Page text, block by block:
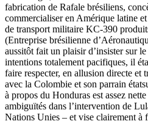
fabrication de Rafale brésiliens,
commercialiser en Amérique latine et
de transport militaire KC-390
(Entreprise brésilienne
aussitôt fait un plaisir d’insister sur
intentions totalement pacifiques, il
faire respecter, en allusion directe et
avec la Colombie et son parrain
à propos du Honduras est assez
ambiguïtés dans l’intervention de
Nations Unies – et vise clairement à